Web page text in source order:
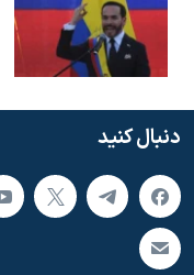
دنبال کنید